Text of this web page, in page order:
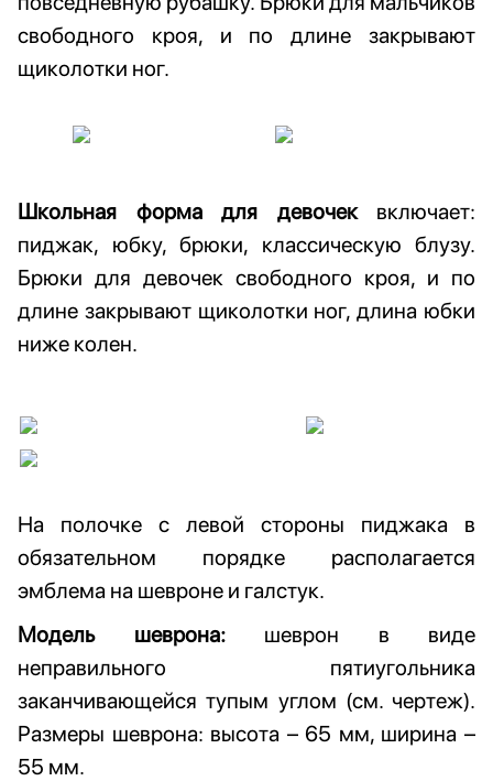
свободного кроя, и по длине закрывают
щиколотки ног.
Школьная форма для девочеквключает:
пиджак, юбку, брюки, классическую блузу.
Брюки для девочек свободного кроя, и по
длине закрывают щиколотки ног, длина юбки
ниже колен.
На полочке с левой стороны пиджака в
обязательном порядке располагается
эмблема на шевроне и галстук.
Модель шеврона:шеврон в виде
неправильного пятиугольника
заканчивающейся тупым углом (см. чертеж).
Размеры шеврона: высота – 65 мм, ширина –
55 мм.